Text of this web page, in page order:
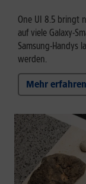
One UI 8.5 bringt
auf viele Galaxy-
Samsung-Handys
werden.
Mehr erfahren